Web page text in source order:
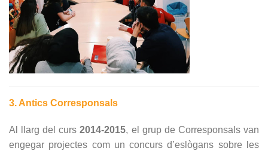
3. Antics Corresponsals
Al llarg del curs2014-2015, el grup de Corresponsals van
engegar projectes com un concurs d’eslògans sobre les